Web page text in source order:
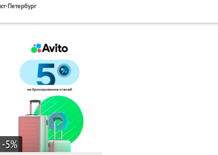
Петербург
-5%